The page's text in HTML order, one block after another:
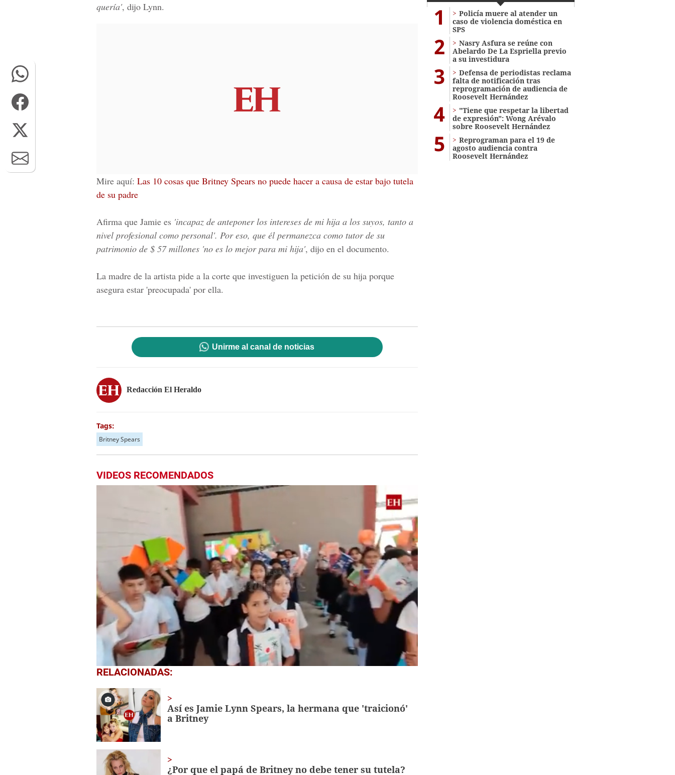
quería', dijo Lynn.
Mire aquí: Las 10 cosas que Britney Spears no puede hacer a causa de estar bajo tutela
de su padre
Afirma que Jamie es 'incapaz de anteponer los intereses de mi hija a los suyos, tanto a
nivel profesional como personal'. Por eso, que él permanezca como tutor de su
patrimonio de $ 57 millones 'no es lo mejor para mi hija', dijo en el documento.
La madre de la artista pide a la corte que investiguen la petición de su hija porque
asegura estar 'preocupada' por ella.
Unirme al canal de noticias
Redacción El Heraldo
Tags:
Britney Spears
VIDEOS RECOMENDADOS
0
seconds
1
minute,
56
secondsVolume
0%
RELACIONADAS:
Así es Jamie Lynn Spears, la hermana que 'traicionó'
a Britney
¿Por que el papá de Britney no debe tener su tutela?
1
Policía muere al atender un
caso de violencia doméstica en
SPS
2
Nasry Asfura se reúne con
Abelardo De La Espriella previo
a su investidura
3
Defensa de periodistas reclama
falta de notificación tras
reprogramación de audiencia de
Roosevelt Hernández
4
"Tiene que respetar la libertad
de expresión": Wong Arévalo
sobre Roosevelt Hernández
5
Reprograman para el 19 de
agosto audiencia contra
Roosevelt Hernández